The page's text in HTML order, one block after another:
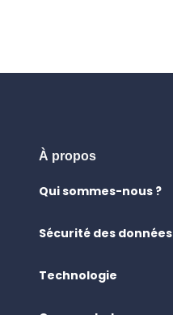
À propos
Qui sommes-nous ?
Sécurité des données
Technologie